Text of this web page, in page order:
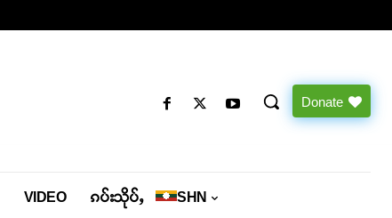
Donate
VIDEO ၵပ်းသိုပ်ႇ SHN